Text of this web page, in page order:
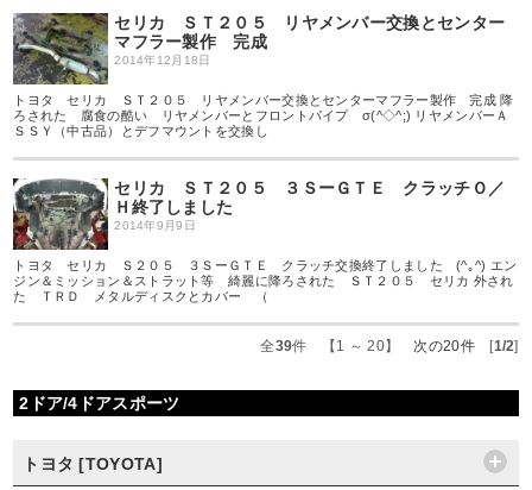
セリカ ＳＴ２０５ リヤメンバー交換とセンター
マフラー製作 完成
2014年12月18日
トヨタ セリカ ＳＴ２０５ リヤメンバー交換とセンターマフラー製作 完成 降
ろされた 腐食の酷い リヤメンバーとフロントパイプ σ(^◇^;) リヤメンバーＡ
ＳＳＹ（中古品）とデフマウントを交換し
セリカ ＳＴ２０５ ３ＳーＧＴＥ クラッチＯ／
Ｈ終了しました
2014年9月9日
トヨタ セリカ Ｓ２０５ ３ＳーＧＴＥ クラッチ交換終了しました (^｡^) エン
ジン＆ミッション＆ストラット等 綺麗に降ろされた ＳＴ２０５ セリカ 外され
た ＴＲＤ メタルディスクとカバー （
全39件 【1 ～ 20】 次の20件[1/2]
2ドア/4ドアスポーツ
トヨタ [TOYOTA]